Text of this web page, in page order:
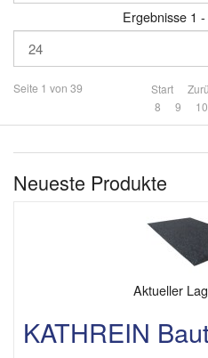
Ergebnisse 1
Seite 1 von 39 Start
8
9 10
Neueste Produkte
Aktueller
KATHREIN